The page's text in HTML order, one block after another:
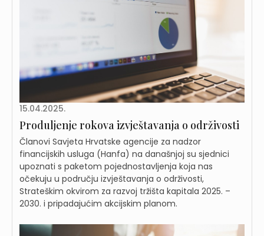
15.04.2025.
Produljenje rokova izvještavanja o održivosti
Članovi Savjeta Hrvatske agencije za nadzor
financijskih usluga (Hanfa) na današnjoj su sjednici
upoznati s paketom pojednostavljenja koja nas
očekuju u području izvještavanja o održivosti,
Strateškim okvirom za razvoj tržišta kapitala 2025. –
2030. i pripadajućim akcijskim planom.